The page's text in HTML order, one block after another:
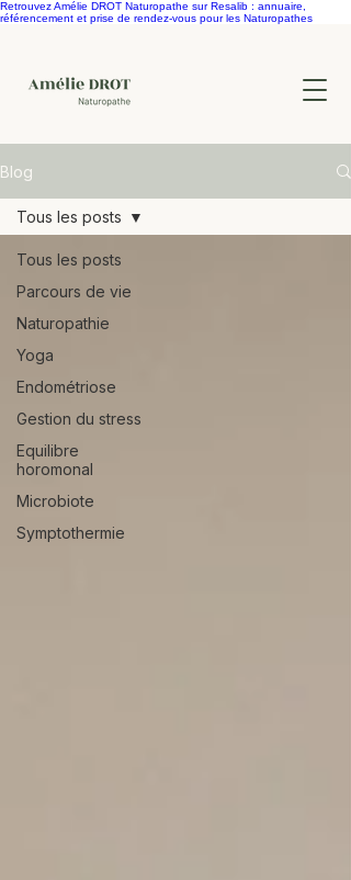
Retrouvez Amélie DROT Naturopathe sur Resalib : annuaire,
référencement et prise de rendez-vous pour les Naturopathes
Blog
Tous les posts
Parcours de vie
Naturopathie
Yoga
Endométriose
Gestion du stress
Equilibre
horomonal
Microbiote
Symptothermie
Tous les posts